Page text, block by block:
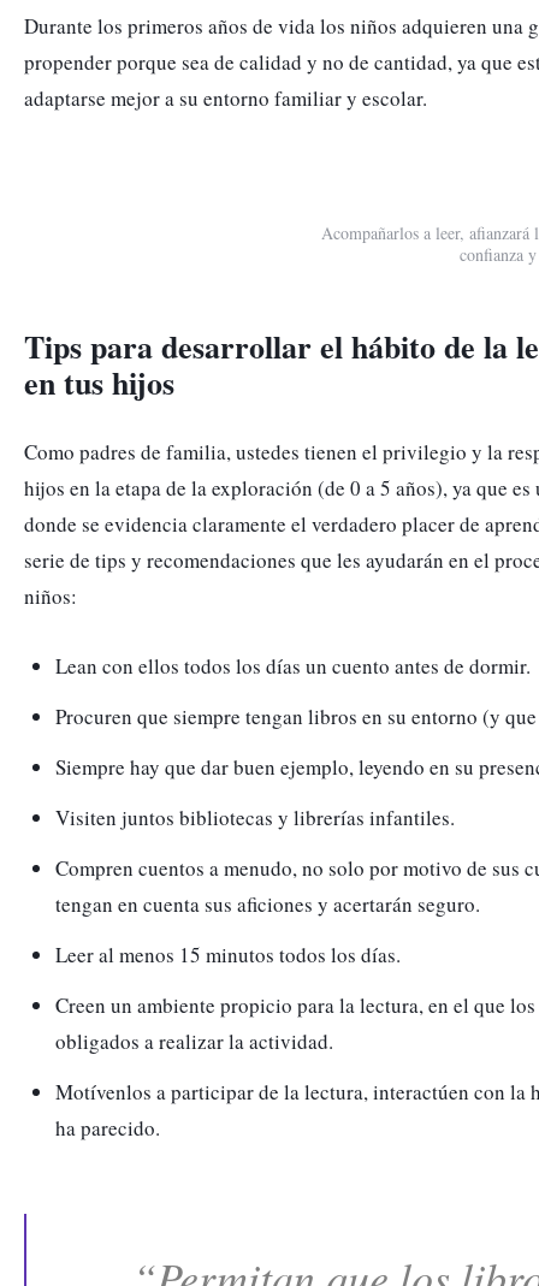
Durante los primeros años de vida los niños adquieren una
propender porque sea de calidad y no de cantidad, ya que
adaptarse mejor a su entorno familiar y escolar.
Acompañarlos a leer,
confianza
Tips para desarrollar el hábito
en tus hijos
Como padres de familia, ustedes tienen el privilegio y la
hijos en la etapa de la exploración (de 0 a 5 años), ya que
donde se evidencia claramente el verdadero placer de
serie de tips y recomendaciones que les ayudarán en el
niños:
Lean con ellos todos los días un cuento antes de dormir.
Procuren que siempre tengan libros en su entorno (y
Siempre hay que dar buen ejemplo, leyendo en su
Visiten juntos bibliotecas y librerías infantiles.
Compren cuentos a menudo, no solo por motivo de sus
tengan en cuenta sus aficiones y acertarán seguro.
Leer al menos 15 minutos todos los días.
Creen un ambiente propicio para la lectura, en el que
obligados a realizar la actividad.
Motívenlos a participar de la lectura, interactúen con la
ha parecido.